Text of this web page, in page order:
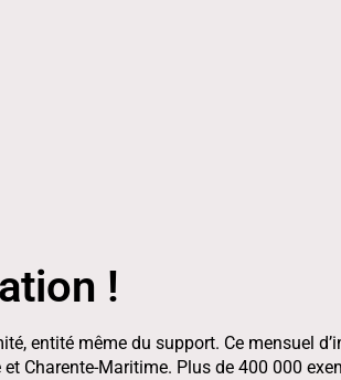
!
entité même du support. Ce mensuel
Charente-Maritime. Plus de 400 000